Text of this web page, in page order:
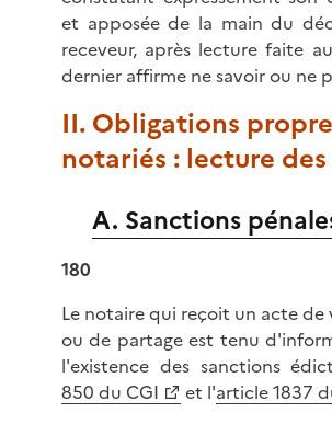
et apposée de la main du
receveur, après lecture faite
dernier affirme ne savoir ou ne
II. Obligations
notariés : lecture
A. Sanctions
180
Le notaire qui reçoit un acte de
ou de partage est tenu
l'existence des sanctions
850 du CGI
et l'article 1837